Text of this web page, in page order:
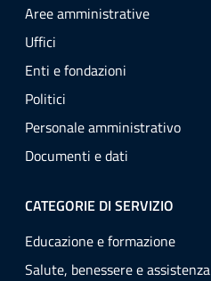
Aree amministrative
Uffici
Enti e fondazioni
Politici
Personale amministrativo
Documenti e dati
CATEGORIE DI SERVIZIO
Educazione e formazione
Salute, benessere e assistenza